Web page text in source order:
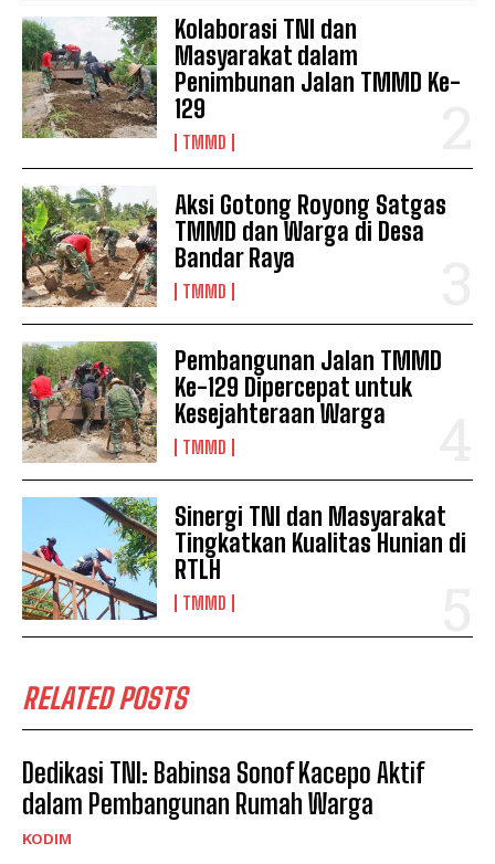
Kolaborasi TNI dan
Masyarakat dalam
Penimbunan Jalan TMMD Ke-
129
TMMD
Aksi Gotong Royong Satgas
TMMD dan Warga di Desa
Bandar Raya
TMMD
Pembangunan Jalan TMMD
Ke-129 Dipercepat untuk
Kesejahteraan Warga
TMMD
Sinergi TNI dan Masyarakat
Tingkatkan Kualitas Hunian di
RTLH
TMMD
RELATED POSTS
Dedikasi TNI: Babinsa Sonof Kacepo Aktif
dalam Pembangunan Rumah Warga
KODIM